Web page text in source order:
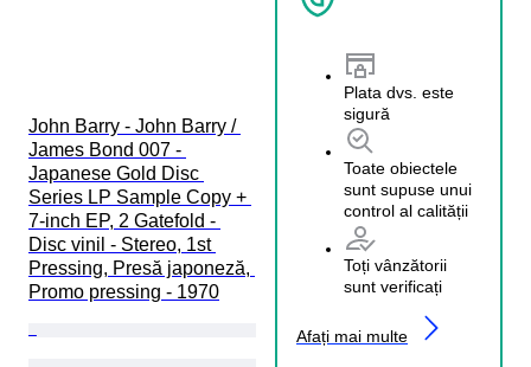
Plata dvs. este
sigură
Toate obiectele
sunt supuse unui
control al calității
Toți vânzătorii
sunt verificați
Afați mai multe
John Barry - John Barry /
James Bond 007 -
Japanese Gold Disc
Series LP Sample Copy +
7-inch EP, 2 Gatefold -
Disc vinil - Stereo, 1st
Pressing, Presă japoneză,
Promo pressing - 1970